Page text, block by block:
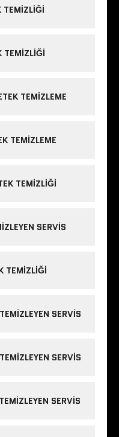
TEMIZLIĞI
TEMIZLIĞI
TEMIZLEME
TEMIZLEME
TEMIZLIĞI
SERVIS
TEMIZLIĞI
SERVIS
SERVIS
SERVIS